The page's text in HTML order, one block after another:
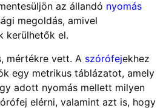
az állandó nyomás
megoldás, amivel
kerülhetők el.
mértékre vett. A szórófejekhez
egy metrikus táblázatot, amely
adott nyomás mellett milyen
elérni, valamint azt is, hogy